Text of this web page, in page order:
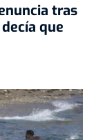
tras
que